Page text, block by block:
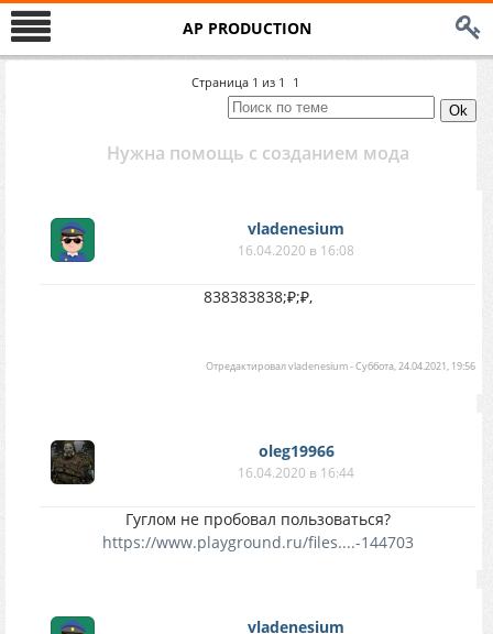
AP PRODUCTION
Страница 1 из 1 1
Нужна помощь с созданием мода
vladenesium
16.04.2020 в 16:08
838383838;₽;₽,
Отредактировалvladenesium-Суббота, 24.04.2021, 19:56
oleg19966
16.04.2020 в 16:44
Гуглом не пробовал пользоваться?
https://www.playground.ru/files....-144703
vladenesium